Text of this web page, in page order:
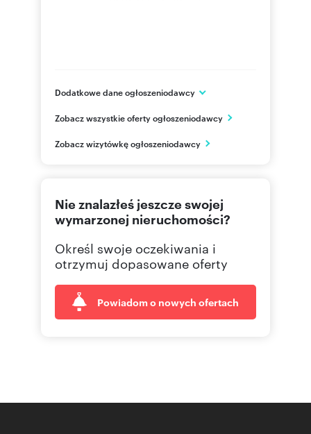
Dodatkowe dane ogłoszeniodawcy
Opole
PL
693514 Pokaż telefon
Zobacz wszystkie oferty ogłoszeniodawcy
Zobacz wizytówkę ogłoszeniodawcy
Nie znalazłeś jeszcze swojej
wymarzonej nieruchomości?
Określ swoje oczekiwania i
otrzymuj dopasowane oferty
Powiadom o nowych ofertach